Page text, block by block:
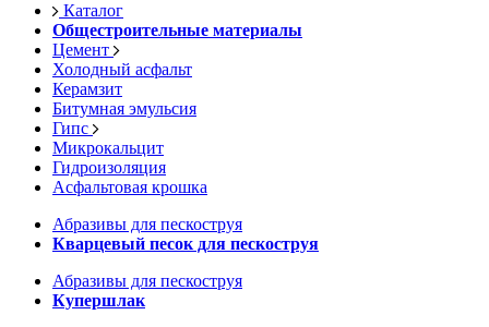
Каталог
Общестроительные материалы
Цемент
Холодный асфальт
Керамзит
Битумная эмульсия
Гипс
Микрокальцит
Гидроизоляция
Асфальтовая крошка
Абразивы для пескоструя
Кварцевый песок для пескоструя
Абразивы для пескоструя
Купершлак